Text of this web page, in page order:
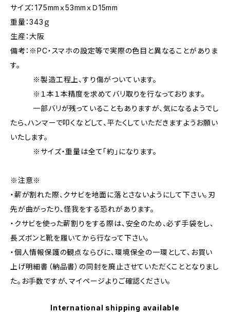
サイズ：175mmｘ53mmｘＤ15mm
重量：343ｇ
生産：大阪
備考：※PC・スマホの設定等で実際の色目と異なることがありま
す。
※製造工程上、すり傷がついています。
※１本１本精度を求めてバリ取りを行なっております。
一部バリが残っていることもありますが、気になるようでし
たら、ハンマーで叩くなどして、平たくしていただきますようお願い
いたします。
※サイズ・重量は全て「約」になります。
※注意※
・薪が割れた際、クサビを地面に落とさないようにして下さい。刃
先が曲がったり、怪我をする恐れがあります。
・クサビを使った薪割りをする際は、安全のため、必ず手袋をし、
長ズボンと靴を履いてから行なって下さい。
・個人情報保護の観点ならびに、環境保全の一環として、お買い
上げ明細書（納品書）の同封を廃止させていただくこととなりまし
た。お手数ですが、マイページよりご確認ください。
International shipping available